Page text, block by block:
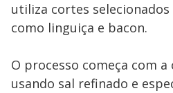
utiliza cortes
como linguiça e bacon.
O processo começa com
usando sal refinado e